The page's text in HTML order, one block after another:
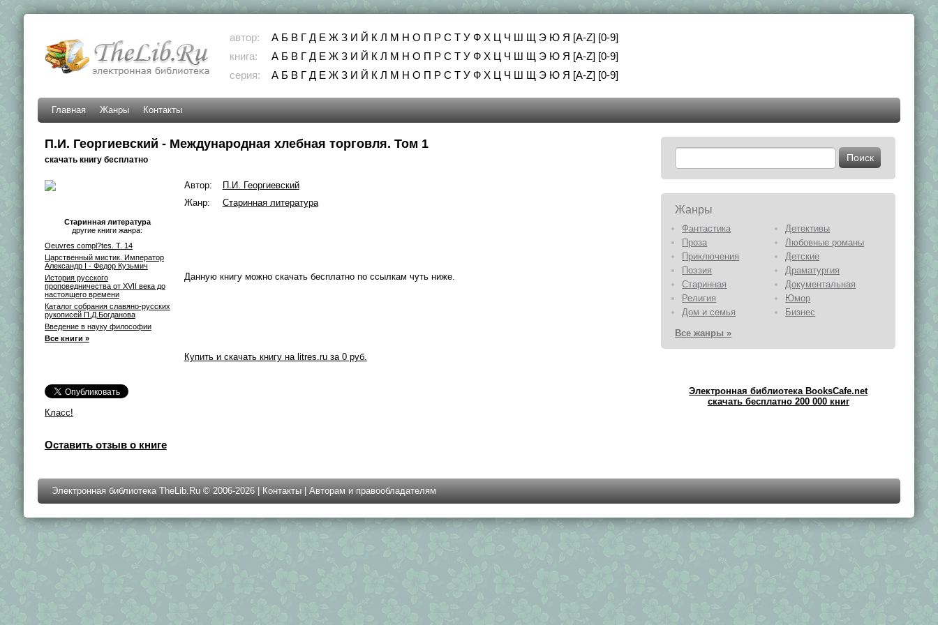
автор: А Б В Г Д Е Ж З И Й К Л М Н О П Р С Т У Ф Х Ц Ч Ш Щ Э Ю Я [A-Z] [0-9]
книга:
А Б В Г Д Е Ж З И Й К Л М Н О П Р С Т У Ф Х Ц Ч Ш Щ Э Ю Я [A-Z] [0-9]
серия:
А Б В Г Д Е Ж З И Й К Л М Н О П Р С Т У Ф Х Ц Ч Ш Щ Э Ю Я [A-Z] [0-9]
Главная Жанры Контакты
П.И. Георгиевский - Международная хлебная торговля. Том 1
скачать книгу бесплатно
Старинная литература
другие книги жанра:
Oeuvres compl?tes. T. 14
Царственный мистик. Император
Александр I - Федор Кузьмич
История русского
проповедничества от XVII века до
настоящего времени
Каталог собрания славяно-русских
рукописей П.Д.Богданова
Введение в науку философии
Все книги »
Класс!
Автор:
П.И. Георгиевский
Жанр:
Старинная литература
Данную книгу можно скачать бесплатно по ссылкам чуть ниже.
Купить и скачать книгу на litres.ru за 0 руб.
Оставить отзыв о книге
Жанры
Фантастика
Детективы
Проза
Любовные романы
Приключения
Детские
Поэзия
Драматургия
Старинная
Документальная
Религия
Юмор
Дом и семья
Бизнес
Все жанры »
Электронная библиотека BooksCafe.net
скачать бесплатно 200 000 книг
Электронная библиотека TheLib.Ru © 2006-2026 | Контакты| Авторам и правообладателям